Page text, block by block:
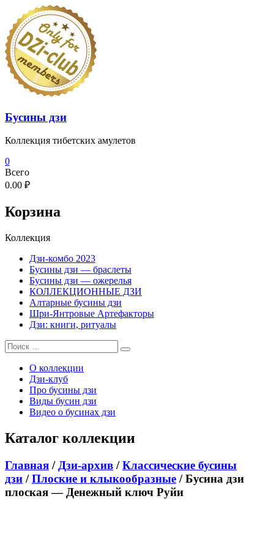
Перейти
содержимому
Бусины дзи
Коллекция тибетских амулетов
0
Всего
0.00 ₽
Корзина
Коллекция
Дзи-комбо 2023
Бусины дзи — браслеты
Бусины дзи — ожерелья
КОЛЛЕКЦИОННЫЕ ДЗИ
Алтарные бусины дзи
Шри-Янтровые Артефакторы
Дзи: книги, ритуалы
О коллекции
Дзи-клуб
Про бусины дзи
Виды бусин дзи
Видео о бусинах дзи
Каталог коллекции
Главная / Дзи-архив /Классические бусины
дзи /Плоские и клыкообразные / Бусина дзи
плоская — Денежный ключ Руйи